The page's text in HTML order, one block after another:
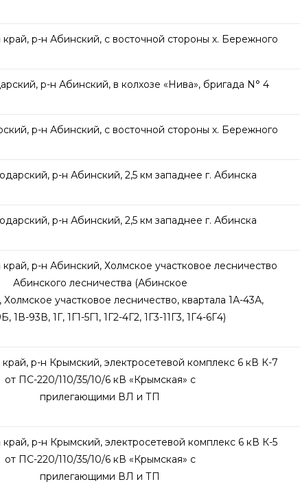
р-н Абинский, с восточной стороны х. Бережного
р-н Абинский, в колхозе «Нива», бригада N° 4
р-н Абинский, с восточной стороны х. Бережного
р-н Абинский, 2,5 км западнее г. Абинска
р-н Абинский, 2,5 км западнее г. Абинска
р-н Абинский, Холмское участковое лесничество
Абинского лесничества (Абинское
Холмское участковое лесничество, квартала 1А-43А,
1В-93В, 1Г, 1Г1-5Г1, 1Г2-4Г2, 1Г3-11Г3, 1Г4-6Г4)
р-н Крымский, электросетевой комплекс 6 кВ К-7
от ПС-220/110/35/10/6 кВ «Крымская» с
прилегающими ВЛ и ТП
р-н Крымский, электросетевой комплекс 6 кВ К-5
от ПС-220/110/35/10/6 кВ «Крымская» с
прилегающими ВЛ и ТП